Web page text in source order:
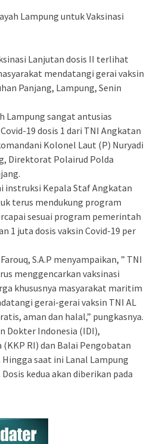
Lampung untuk Vaksinasi
Lanjutan dosis II terlihat
mendatangi gerai vaksin
Panjang, Lampung, Senin
Lampung sangat antusias
19 dosis 1 dari TNI Angkatan
Kolonel Laut (P) Nuryadi
Direktorat Polairud Polda
instruksi Kepala Staf Angkatan
terus mendukung program
sesuai program pemerintah
1 juta dosis vaksin Covid-19 per
S.A.P menyampaikan, ” TNI
menggencarkan vaksinasi
khususnya masyarakat maritim
gerai-gerai vaksin TNI AL
aman dan halal,” pungkasnya.
Dokter Indonesia (IDI),
RI) dan Balai Pengobatan
saat ini Lanal Lampung
kedua akan diberikan pada